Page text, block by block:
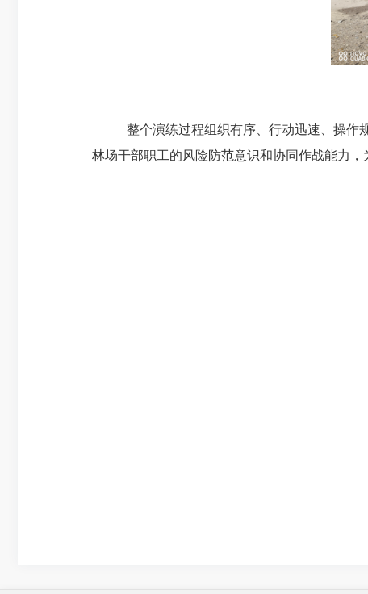
整个演练过程组织有序、行动迅速、操作
林场干部职工的风险防范意识和协同作战能力